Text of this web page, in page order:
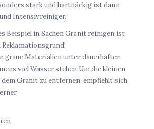
stark und hartnäckig ist dann
Intensivreiniger.
Beispiel in Sachen Granit reinigen ist
graue Materialien unter dauerhafter
viel Wasser stehen.Um die kleinen
dem Granit zu entfernen, empfiehlt sich